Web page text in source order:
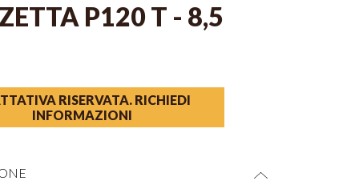
P120 T - 8,5
RISERVATA. RICHIEDI
INFORMAZIONI